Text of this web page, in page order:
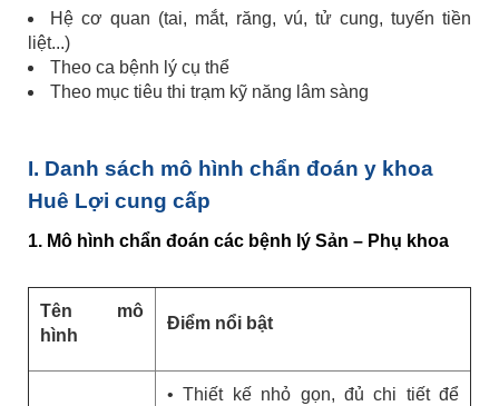
Hệ cơ quan (tai, mắt, răng, vú, tử cung, tuyến tiền
liệt...)
Theo ca bệnh lý cụ thể
Theo mục tiêu thi trạm kỹ năng lâm sàng
I. Danh sách mô hình chẩn đoán y khoa
Huê Lợi cung cấp
1. Mô hình chẩn đoán các bệnh lý Sản – Phụ khoa
Tên mô
hình
Điểm nổi bật
• Thiết kế nhỏ gọn, đủ chi tiết để